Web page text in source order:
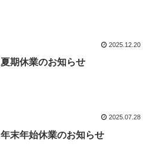
2025.12.20
夏期休業のお知らせ
2025.07.28
年末年始休業のお知らせ